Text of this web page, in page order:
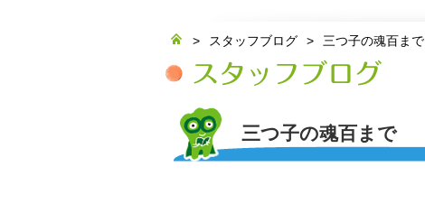
> スタッフブログ > 三つ子の魂百まで
三つ子の魂百まで